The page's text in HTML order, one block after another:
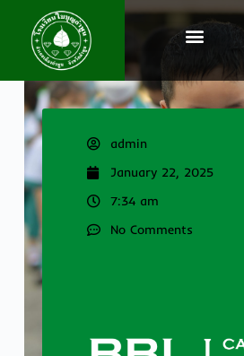
admin
January 22, 2025
7:34 am
No Comments